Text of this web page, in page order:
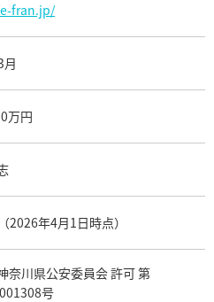
fran.jp/
万円
2026年4月1日時点）
奈川県公安委員会 許可 第
号